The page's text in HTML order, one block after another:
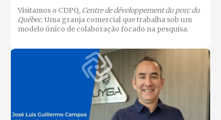
Visitamos o CDPQ, Centre de développement du porc du
Québec. Uma granja comercial que trabalha sob um
modelo único de colaboração focado na pesquisa.